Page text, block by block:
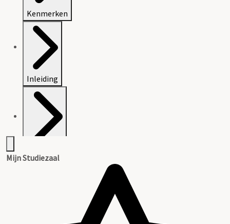
Kenmerken
Inleiding
Mijn Studiezaal